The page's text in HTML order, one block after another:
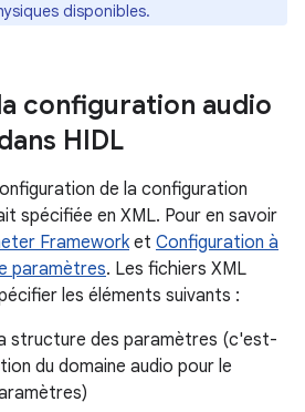
disponibles.
configuration audio
HIDL
de la configuration
spécifiée en XML. Pour en savoir
Frameworket Configuration à
paramètres. Les fichiers XML
les éléments suivants :
structure des paramètres (c'est-
du domaine audio pour le